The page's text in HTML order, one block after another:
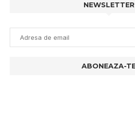
NEWSLETTER